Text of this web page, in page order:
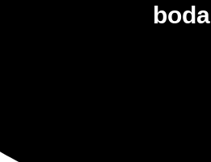
boda